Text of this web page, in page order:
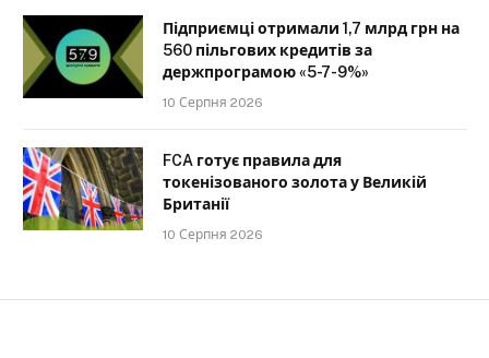
Підприємці отримали 1,7 млрд грн на
560 пільгових кредитів за
держпрограмою «5-7-9%»
10 Серпня 2026
FCA готує правила для
токенізованого золота у Великій
Британії
10 Серпня 2026